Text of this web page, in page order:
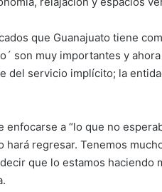
que Guanajuato tiene
son muy importantes y
del servicio implícito; la
enfocarse a “lo que no
hará regresar. Tenemos
que lo estamos haciendo